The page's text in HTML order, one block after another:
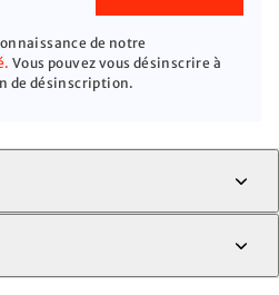
de notre
Vous pouvez vous désinscrire à
de désinscription.